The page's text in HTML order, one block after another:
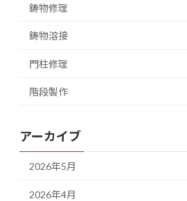
鋳物修理
鋳物溶接
門柱修理
階段製作
アーカイブ
2026年5月
2026年4月